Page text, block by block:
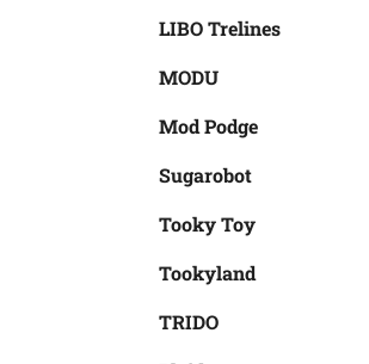
LIBO Trelines
MODU
Mod Podge
Sugarobot
Tooky Toy
Tookyland
TRIDO